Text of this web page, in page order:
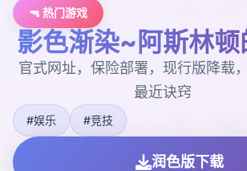
🔫 热门游戏
影色渐染~阿斯林顿
官式网址，保险部署，现行版降载
最近诀窍
#娱乐 #竞技
润色版下载